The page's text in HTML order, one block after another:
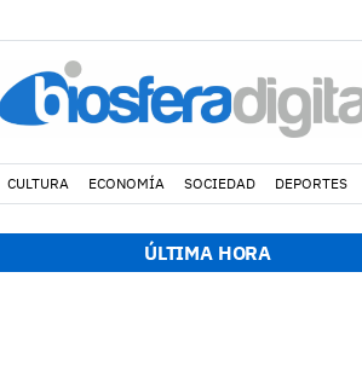
CULTURA ECONOMÍA SOCIEDAD DEPORTES
ÚLTIMA HORA